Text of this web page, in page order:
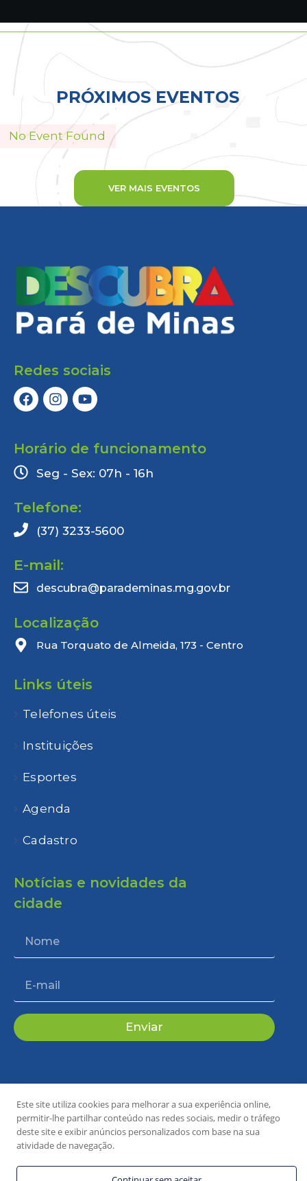
PRÓXIMOS EVENTOS
Todos
No Event Found
VER MAIS EVENTOS
Redes sociais
Horário de funcionamento
Seg - Sex: 07h - 16h
Telefone:
(37) 3233-5600
E-mail:
descubra@parademinas.mg.gov.br
Localização
Rua Torquato de Almeida, 173 - Centro
Links úteis
Telefones úteis
Instituições
Esportes
Agenda
Cadastro
Notícias e novidades da
cidade
Enviar
Copyright 2024 © Todos os direitos reservados.
Desenvolvido por P&B Comunicação
Este site utiliza cookies para melhorar a sua experiência online,
permitir-lhe partilhar conteúdo nas redes sociais, medir o tráfego
deste site e exibir anúncios personalizados com base na sua
atividade de navegação.